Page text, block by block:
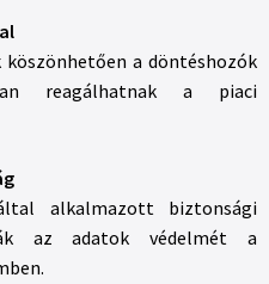
köszönhetően a döntéshozók
reagálhatnak a piaci
alkalmazott biztonsági
az adatok védelmét a